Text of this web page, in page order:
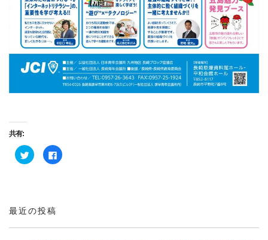
共有:
ク
リ
共
有
し
Facebook
で
ク
最近の投稿